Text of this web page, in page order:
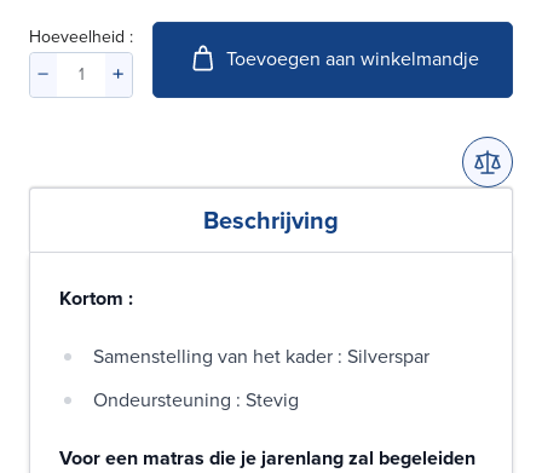
Hoeveelheid :
Toevoegen aan winkelmandje
Beschrijving
Kortom :
Samenstelling van het kader : Silverspar
Ondeursteuning : Stevig
Voor een matras die je jarenlang zal begeleiden